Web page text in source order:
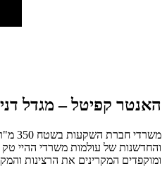
האנטר קפיטל – מגדל
והחדשנות של עולמות משרדי ההיי
ומוקפדים המקרינים את הרצינות